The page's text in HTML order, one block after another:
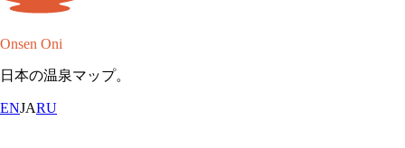
Onsen Oni
日本の温泉マップ。
ENJARU